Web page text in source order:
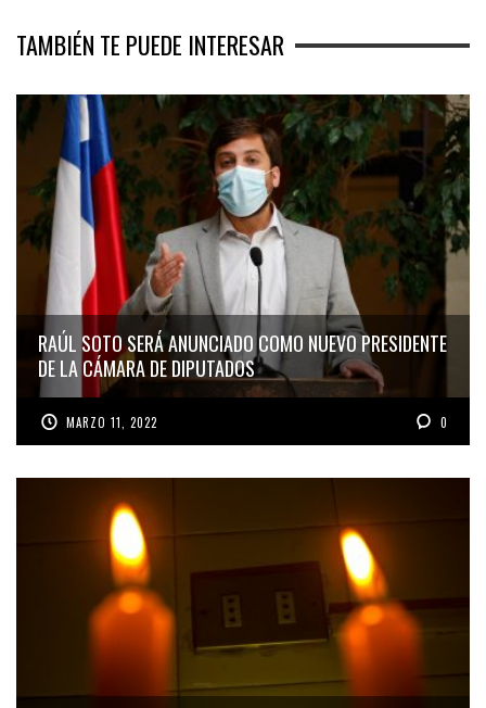
TAMBIÉN TE PUEDE INTERESAR
RAÚL SOTO SERÁ ANUNCIADO COMO NUEVO PRESIDENTE
DE LA CÁMARA DE DIPUTADOS
MARZO 11, 2022 0